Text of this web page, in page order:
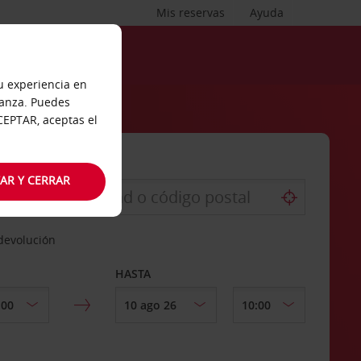
Ayuda
Mis reservas
HASTA
experiencia en
Puedes
aceptas el
Y CERRAR